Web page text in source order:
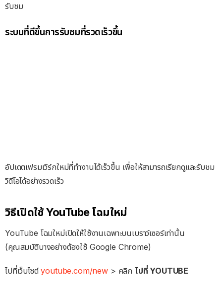
รับชม
ระบบที่ดีขึ้นการรับชมที่รวดเร็วขึ้น
อัปเดตเฟรมเวิร์กใหม่ที่ทำงานได้เร็วขึ้น เพื่อให้สามารถเรียกดูและรับชม
วิดีโอได้อย่างรวดเร็ว
วิธีเปิดใช้ YouTube โฉมใหม่
YouTube โฉมใหม่เปิดให้ใช้งานเฉพาะบนเบราว์เซอร์เท่านั้น
(คุณสมบัติบางอย่างต้องใช้ Google Chrome)
ไปที่เว็บไซต์youtube.com/new > คลิก ไปที่ YOUTUBE